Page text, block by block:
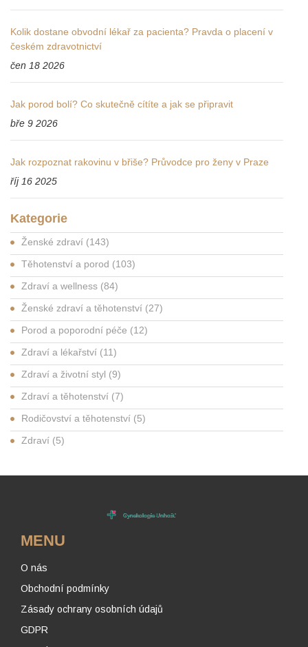
Kolik dostane obvodní lékař za pacienta? Pravda o placení v
českém zdravotnictví
čen 18 2026
Jak porod bolí? Co skutečně cítíte a jak se připravit
bře 9 2026
Jak rozpoznat rakovinu v břiše? Průvodce pro ženy v Praze
říj 16 2025
Kategorie
Ženské zdraví (143)
Těhotenství a porod (103)
Zdraví a wellness (84)
Ženské zdraví a těhotenství (27)
Porod a poporodní péče (12)
Zdraví a lékařství (11)
Zdraví a životní styl (9)
Zdraví a těhotenství (7)
Rodičovství a těhotenství (5)
Zdraví (5)
MENU
O nás
Obchodní podmínky
Zásady ochrany osobních údajů
GDPR